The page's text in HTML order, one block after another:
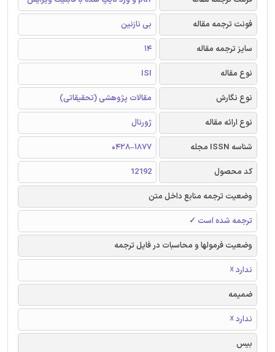
فونت ترجمه مقاله
بی نازنین
سایز ترجمه مقاله
14
نوع مقاله
ISI
نوع نگارش
مقالات پژوهشی (تحقیقاتی)
نوع ارائه مقاله
ژورنال
شناسه ISSN مجله
1877–0428
کد محصول
12192
وضعیت ترجمه منابع داخل متن
ترجمه شده است ✓
وضعیت فرمولها و محاسبات در فایل ترجمه
ندارد ☓
ضمیمه
ندارد ☓
بیس